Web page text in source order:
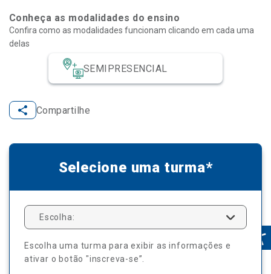
Conheça as modalidades do ensino
SEMIPRESENCIAL
Confira como as modalidades funcionam clicando em cada uma
delas
Compartilhe
Selecione uma turma*
Escolha:
Escolha uma turma para exibir as informações e
ativar o botão "inscreva-se”.